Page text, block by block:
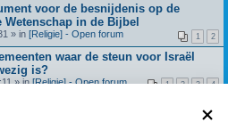
voor de besnijdenis op de
Wetenschap in de Bijbel
1 2
» in [Religie] - Open forum
waar de steun voor Israël
is?
1 2 3 4
» in[Religie] - Open forum
45